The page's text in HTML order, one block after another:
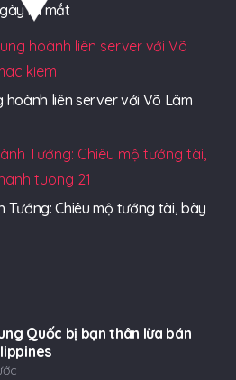
ra mắt
hoành liên server với Võ Lâm
Tướng: Chiêu mộ tướng tài, bày
Quốc bị bạn thân lừa bán